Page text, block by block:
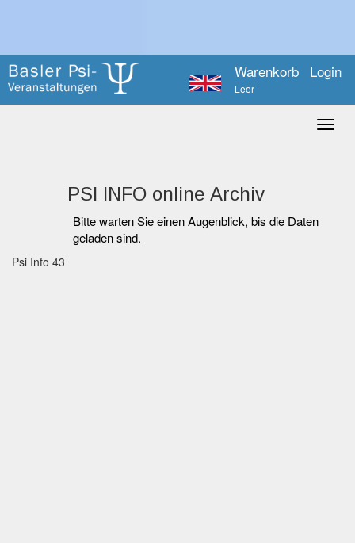
Login
Warenkorb
Leer
PSI INFO online Archiv
Bitte warten Sie einen Augenblick, bis die Daten
geladen sind.
Psi Info 43